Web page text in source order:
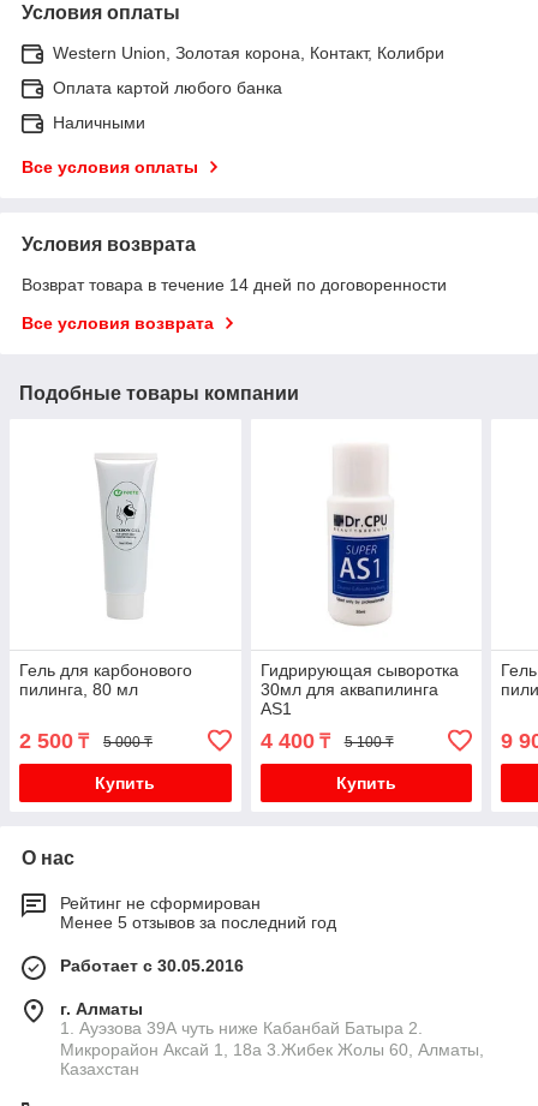
Условия оплаты
Western Union, Золотая корона, Контакт, Колибри
Оплата картой любого банка
Наличными
Все условия оплаты
Условия возврата
Возврат товара в течение 14 дней по договоренности
Все условия возврата
Подобные товары компании
Гель для карбонового
пилинга, 80 мл
2 500 ₸ 5 000 ₸
Купить
Гидрирующая сыворотка
30мл для аквапилинга
AS1
4 400₸ 5 100 ₸
Купить
9
О нас
Рейтинг не сформирован
Менее 5 отзывов за последний год
Работает с 30.05.2016
г. Алматы
1. Ауэзова 39А чуть ниже Кабанбай Батыра ㅤㅤㅤㅤㅤㅤㅤㅤㅤㅤㅤㅤㅤㅤ2. ​
Микрорайон Аксай 1, 18а 3.Жибек Жолы 60, Алматы,
Казахстан